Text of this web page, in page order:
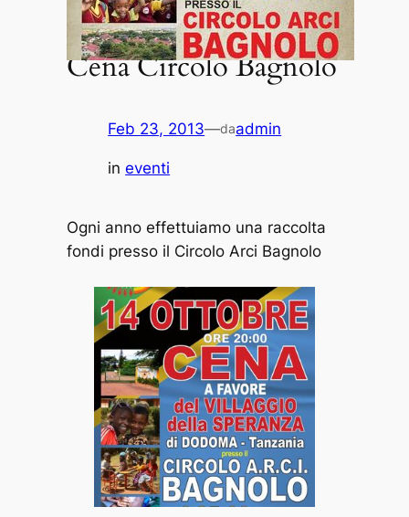
Cena Circolo Bagnolo
Feb 23, 2013—daadmin
ineventi
Ogni anno effettuiamo una raccolta
fondi presso il Circolo Arci Bagnolo